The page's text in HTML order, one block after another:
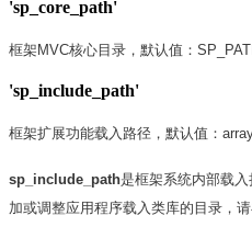
'sp_core_path'
框架MVC核心目录，默认值：
'sp_include_path'
框架扩展功能载入路径，默认值：
sp_include_path是框架系统内部载
加或调整应用程序载入类库的目录，